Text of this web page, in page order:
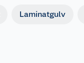
Laminatgulv